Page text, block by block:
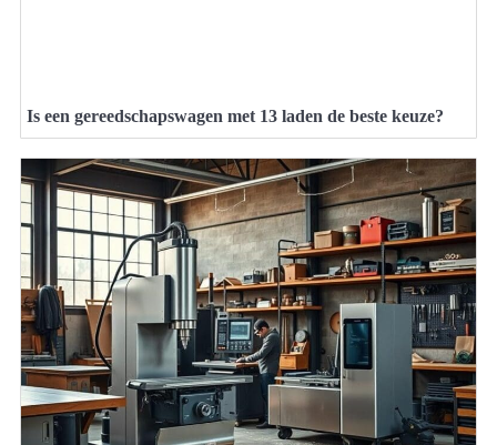
Is een gereedschapswagen met 13 laden de beste keuze?